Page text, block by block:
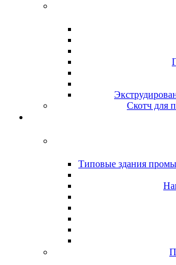
Скотч для
Типовые здания